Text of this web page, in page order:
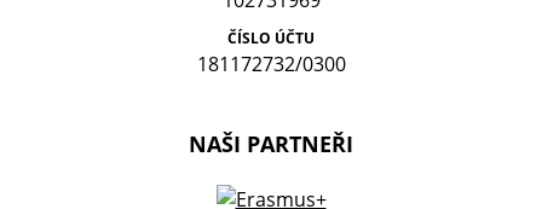
ČÍSLO ÚČTU
181172732/0300
NAŠI PARTNEŘI